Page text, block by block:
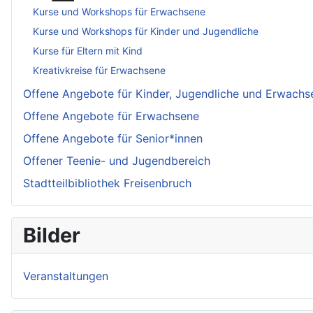
Kurse und Workshops für Erwachsene
Kurse und Workshops für Kinder und Jugendliche
Kurse für Eltern mit Kind
Kreativkreise für Erwachsene
Offene Angebote für Kinder, Jugendliche und
Offene Angebote für Erwachsene
Offene Angebote für Senior*innen
Offener Teenie- und Jugendbereich
Stadtteilbibliothek Freisenbruch
Bilder
Veranstaltungen